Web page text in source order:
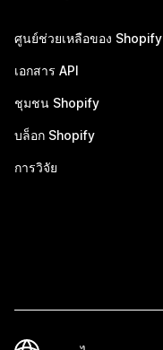
ศูนย์ช่วยเหลือของ Shopify
เอกสาร API
ชุมชน Shopify
บล็อก Shopify
การวิจัย